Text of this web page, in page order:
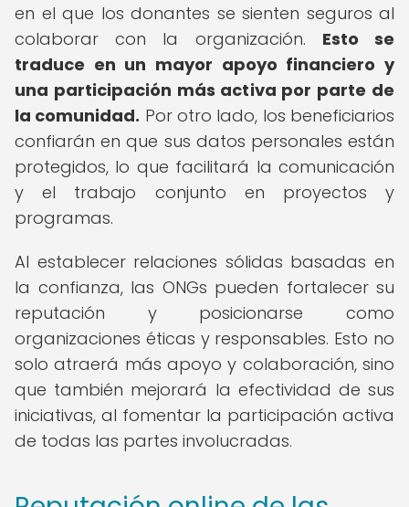
en el que los donantes se sienten seguros al
colaborar con la organización. Esto se
traduce en un mayor apoyo financiero y
una participación más activa por parte de
la comunidad. Por otro lado, los beneficiarios
confiarán en que sus datos personales están
protegidos, lo que facilitará la comunicación
y el trabajo conjunto en proyectos y
programas.
Al establecer relaciones sólidas basadas en
la confianza, las ONGs pueden fortalecer su
reputación y posicionarse como
organizaciones éticas y responsables. Esto no
solo atraerá más apoyo y colaboración, sino
que también mejorará la efectividad de sus
iniciativas, al fomentar la participación activa
de todas las partes involucradas.